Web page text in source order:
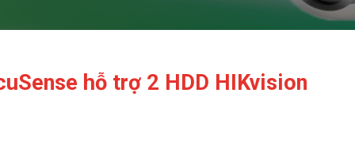
hỗ trợ 2 HDD HIKvision